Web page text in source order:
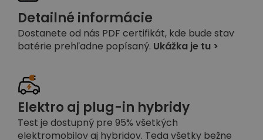
Detailné informácie
Dostanete od nás PDF certifikát, kde bude stav
batérie prehľadne popísaný. Ukážka je tu >
Elektro aj plug-in hybridy
Test je dostupný pre 95% všetkých
elektromobilov aj hybridov. Teda všetky bežne